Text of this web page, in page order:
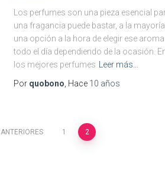
Los perfumes son una pieza esencial
una fragancia puede bastar, a la
una opción a la hora de elegir ese
todo el día dependiendo de la ocasión.
los mejores perfumes
Leer más…
Por quobono , Hace 10 años
ANTERIORES 1 2